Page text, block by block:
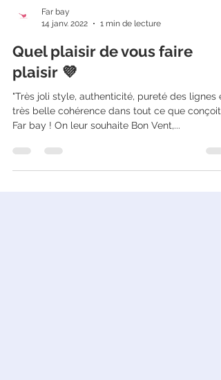
14 janv. 2022
1 min de lecture
Quel plaisir de vous faire
plaisir 💜
"Très joli style, authenticité, pureté des lignes
Far bay ! On leur souhaite Bon Vent,...